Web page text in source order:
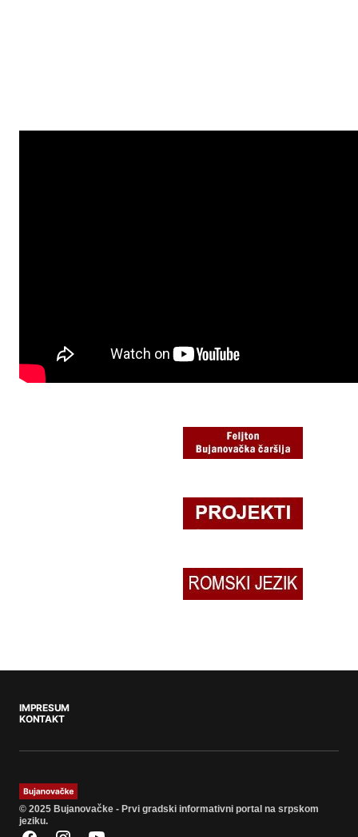
IMPRESUM
KONTAKT
© 2025 Bujanovačke - Prvi gradski informativni portal na srpskom
jeziku.